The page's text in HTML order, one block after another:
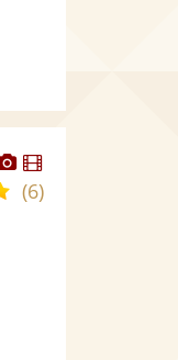
Dieser
Künstler
stellt
Dieser
Künstler
5,0(6)